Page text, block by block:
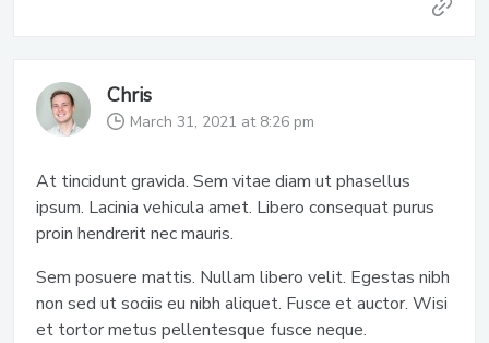
Chris
March 31, 2021 at 8:26 pm
At tincidunt gravida. Sem vitae diam ut phasellus
ipsum. Lacinia vehicula amet. Libero consequat purus
proin hendrerit nec mauris.
Sem posuere mattis. Nullam libero velit. Egestas nibh
non sed ut sociis eu nibh aliquet. Fusce et auctor. Wisi
et tortor metus pellentesque fusce neque.